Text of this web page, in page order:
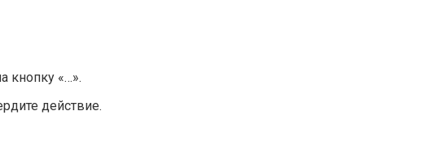
кнопку «…».
действие.